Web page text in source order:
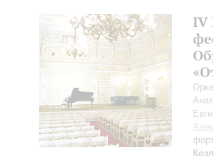
IV